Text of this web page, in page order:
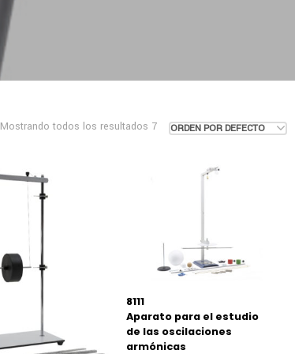
ORDEN POR DEFECTO
Mostrando todos los resultados 7
8111
Aparato para el estudio
de las oscilaciones
armónicas